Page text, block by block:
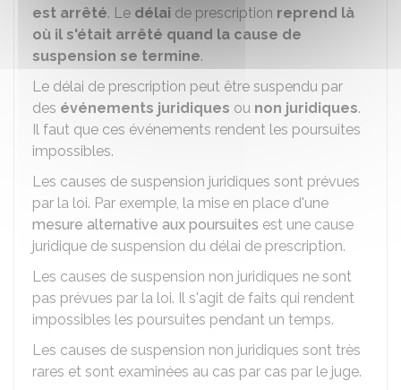
est arrêté. Le délai de prescription reprend là
où il s'était arrêté quand la cause de
suspension se termine.
Le délai de prescription peut être suspendu par
des événements juridiques ou non juridiques.
Il faut que ces événements rendent les poursuites
impossibles.
Les causes de suspension juridiques sont prévues
par la loi. Par exemple, la mise en place d'une
mesure alternative aux poursuites est une cause
juridique de suspension du délai de prescription.
Les causes de suspension non juridiques ne sont
pas prévues par la loi. Il s'agit de faits qui rendent
impossibles les poursuites pendant un temps.
Les causes de suspension non juridiques sont très
rares et sont examinées au cas par cas par le juge.